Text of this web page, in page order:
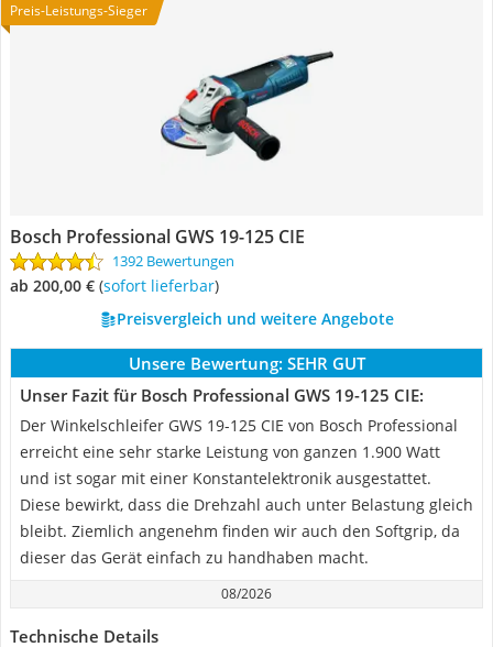
Preis-Leistungs-Sieger
Bosch Professional GWS 19-125 CIE
1392 Bewertungen
ab 200,00 € ( Sofort lieferbar)
Preisvergleich und weitere Angebote
Unsere Bewertung: SEHR GUT
Unser Fazit für Bosch Professional GWS 19-125 CIE:
Der Winkelschleifer GWS 19-125 CIE von Bosch Professional
erreicht eine sehr starke Leistung von ganzen 1.900 Watt
und ist sogar mit einer Konstantelektronik ausgestattet.
Diese bewirkt, dass die Drehzahl auch unter Belastung gleich
bleibt. Ziemlich angenehm finden wir auch den Softgrip, da
dieser das Gerät einfach zu handhaben macht.
08/2026
Technische Details